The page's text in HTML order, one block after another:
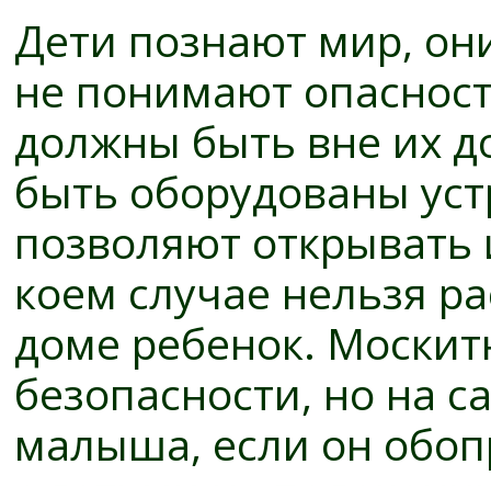
Дети познают мир,
не понимают
должны быть вне их
быть оборудованы
позволяют
коем случае нельзя
доме ребенок.
безопасности, но на
малыша, если он